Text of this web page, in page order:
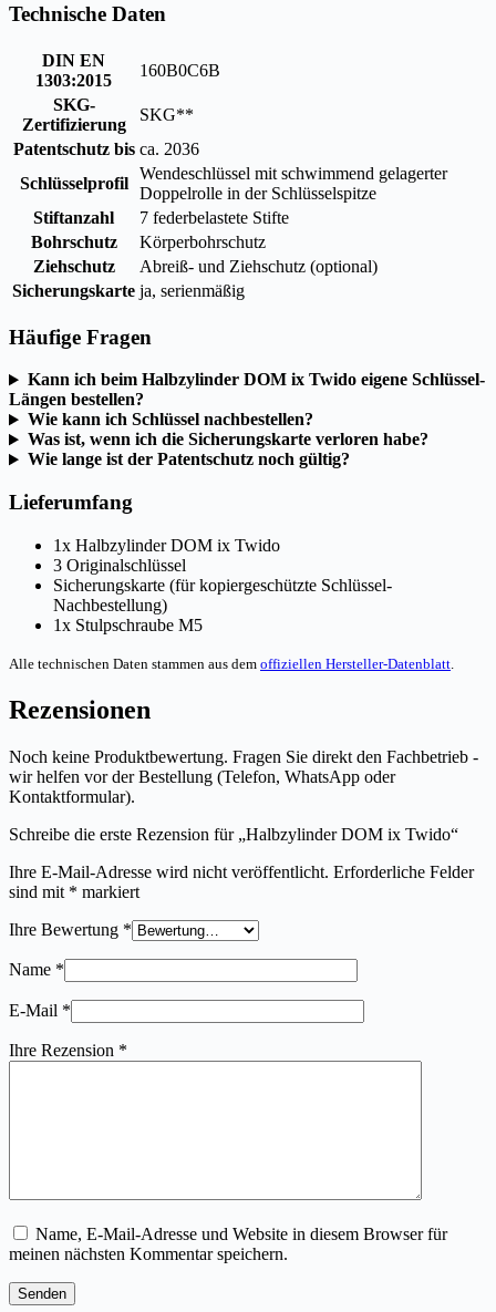
Technische Daten
DIN EN
1303:2015
160B0C6B
SKG-
Zertifizierung
SKG**
Patentschutz bis ca. 2036
Schlüsselprofil
Wendeschlüssel mit schwimmend gelagerter
Doppelrolle in der Schlüsselspitze
Stiftanzahl
7 federbelastete Stifte
Bohrschutz
Körperbohrschutz
Ziehschutz
Abreiß- und Ziehschutz (optional)
Sicherungskarte ja, serienmäßig
Häufige Fragen
Kann ich beim Halbzylinder DOM ix Twido eigene Schlüssel-
Längen bestellen?
Wie kann ich Schlüssel nachbestellen?
Was ist, wenn ich die Sicherungskarte verloren habe?
Wie lange ist der Patentschutz noch gültig?
Lieferumfang
1x Halbzylinder DOM ix Twido
3 Originalschlüssel
Sicherungskarte (für kopiergeschützte Schlüssel-
Nachbestellung)
1x Stulpschraube M5
Alle technischen Daten stammen aus dem offiziellen Hersteller-Datenblatt
Rezensionen
Noch keine Produktbewertung. Fragen Sie direkt den Fachbetrieb -
wir helfen vor der Bestellung (Telefon, WhatsApp oder
Kontaktformular).
Schreibe die erste Rezension für „Halbzylinder DOM ix Twido“
Ihre E-Mail-Adresse wird nicht veröffentlicht. Erforderliche Felder
sind mit * markiert
Ihre Bewertung *
Name *
E-Mail *
Ihre Rezension *
Name, E-Mail-Adresse und Website in diesem Browser für
meinen nächsten Kommentar speichern.
Senden